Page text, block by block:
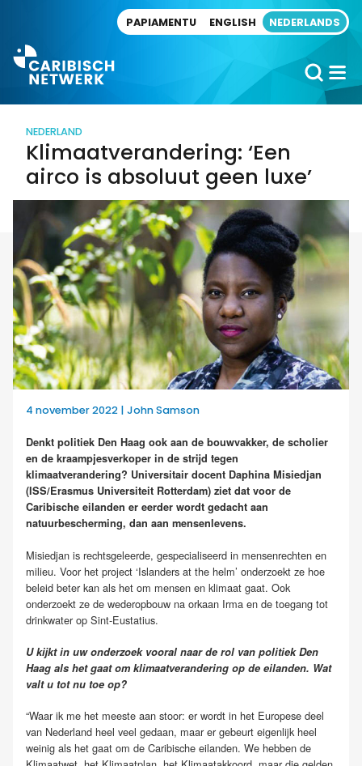
PAPIAMENTU ENGLISH NEDERLANDS
NEDERLAND
Klimaatverandering: ‘Een
airco is absoluut geen luxe’
4 november 2022 | John Samson
Denkt politiek Den Haag ook aan de bouwvakker, de scholier
en de kraampjesverkoper in de strijd tegen
klimaatverandering? Universitair docent Daphina Misiedjan
(ISS/Erasmus Universiteit Rotterdam) ziet dat voor de
Caribische eilanden er eerder wordt gedacht aan
natuurbescherming, dan aan mensenlevens.
Misiedjan is rechtsgeleerde, gespecialiseerd in mensenrechten en
milieu. Voor het project ‘Islanders at the helm’ onderzoekt ze hoe
beleid beter kan als het om mensen en klimaat gaat. Ook
onderzoekt ze de wederopbouw na orkaan Irma en de toegang tot
drinkwater op Sint-Eustatius.
U kijkt in uw onderzoek vooral naar de rol van politiek Den
Haag als het gaat om klimaatverandering op de eilanden. Wat
valt u tot nu toe op?
“Waar ik me het meeste aan stoor: er wordt in het Europese deel
van Nederland heel veel gedaan, maar er gebeurt eigenlijk heel
weinig als het gaat om de Caribische eilanden. We hebben de